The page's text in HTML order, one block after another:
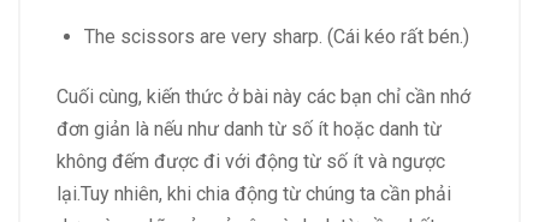
The scissors are very sharp. (Cái kéo rất bén.)
Cuối cùng, kiến thức ở bài này các bạn chỉ cần nhớ
đơn giản là nếu như danh từ số ít hoặc danh từ
không đếm được đi với động từ số ít và ngược
lại.Tuy nhiên, khi chia động từ chúng ta cần phải